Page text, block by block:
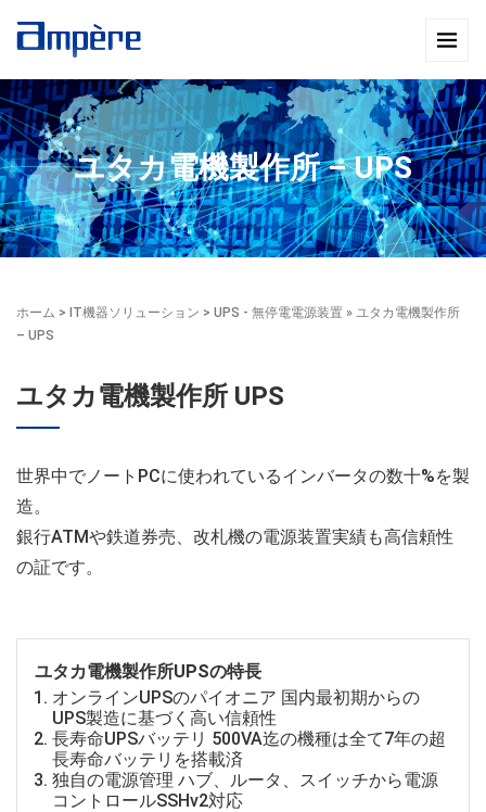
ユタカ電機製作所 – UPS
ホーム > IT機器ソリューション > UPS - 無停電電源装置 » ユタカ電機製作所
– UPS
ユタカ電機製作所 UPS
世界中でノートPCに使われているインバータの数十%を製
造。
銀行ATMや鉄道券売、改札機の電源装置実績も高信頼性
の証です。
ユタカ電機製作所UPSの特長
オンラインUPSのパイオニア 国内最初期からの
UPS製造に基づく高い信頼性
長寿命UPSバッテリ 500VA迄の機種は全て7年の超
長寿命バッテリを搭載済
独自の電源管理 ハブ、ルータ、スイッチから電源
コントロールSSHv2対応